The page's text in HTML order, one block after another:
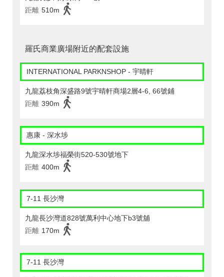
距離 510m
羅氏商業廣場附近的配套設施
INTERNATIONAL PARKNSHOP - 宇晴軒
九龍荔枝角深盛路9號宇晴軒商場2層4-6, 66號鋪
距離 390m
惠康 - 深水埗
九龍深水埗福榮街520-530號地下
距離 400m
7-11 長沙灣
九龍長沙灣道828號萬利中心地下b3號舖
距離 170m
7-11 長沙灣